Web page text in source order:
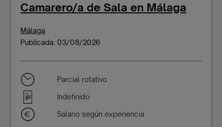
Camarero/a de Sala en Málaga
Málaga
Publicada: 03/08/2026
Parcial rotativo
Indefinido
Salario según experiencia